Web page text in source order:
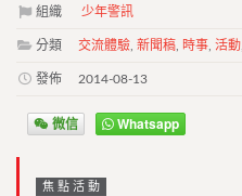
組織 少年警訊
分類 交流體驗 新聞稿 時事 活動
發佈 2014-08-13
微信 Whatsapp
焦點活動